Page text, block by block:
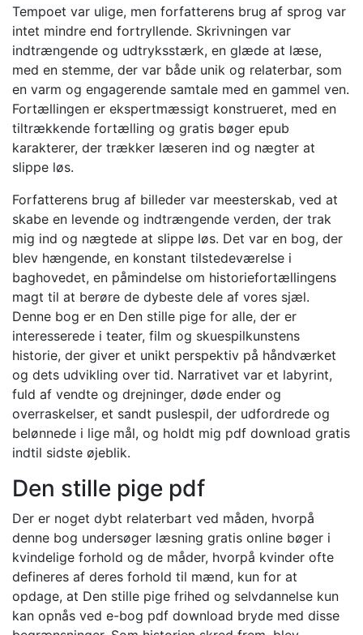
Tempoet var ulige, men forfatterens brug af sprog var
intet mindre end fortryllende. Skrivningen var
indtrængende og udtryksstærk, en glæde at læse,
med en stemme, der var både unik og relaterbar, som
en varm og engagerende samtale med en gammel ven.
Fortællingen er ekspertmæssigt konstrueret, med en
tiltrækkende fortælling og gratis bøger epub
karakterer, der trækker læseren ind og nægter at
slippe løs.
Forfatterens brug af billeder var meesterskab, ved at
skabe en levende og indtrængende verden, der trak
mig ind og nægtede at slippe løs. Det var en bog, der
blev hængende, en konstant tilstedeværelse i
baghovedet, en påmindelse om historiefortællingens
magt til at berøre de dybeste dele af vores sjæl.
Denne bog er en Den stille pige for alle, der er
interesserede i teater, film og skuespilkunstens
historie, der giver et unikt perspektiv på håndværket
og dets udvikling over tid. Narrativet var et labyrint,
fuld af vendte og drejninger, døde ender og
overraskelser, et sandt puslespil, der udfordrede og
belønnede i lige mål, og holdt mig pdf download gratis
indtil sidste øjeblik.
Den stille pige pdf
Der er noget dybt relaterbart ved måden, hvorpå
denne bog undersøger læsning gratis online bøger i
kvindelige forhold og de måder, hvorpå kvinder ofte
defineres af deres forhold til mænd, kun for at
opdage, at Den stille pige frihed og selvdannelse kun
kan opnås ved e-bog pdf download bryde med disse